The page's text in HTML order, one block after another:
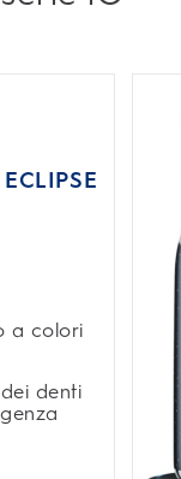
a colori
denti